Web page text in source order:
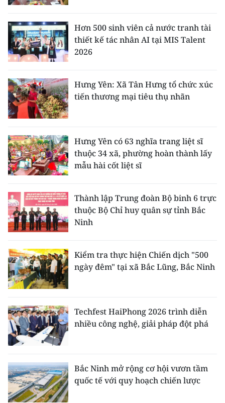
Hơn 500 sinh viên cả nước tranh tài
thiết kế tác nhân AI tại MIS Talent
2026
Hưng Yên: Xã Tân Hưng tổ chức xúc
tiến thương mại tiêu thụ nhãn
Hưng Yên có 63 nghĩa trang liệt sĩ
thuộc 34 xã, phường hoàn thành lấy
mẫu hài cốt liệt sĩ
Thành lập Trung đoàn Bộ binh 6 trực
thuộc Bộ Chỉ huy quân sự tỉnh Bắc
Ninh
Kiểm tra thực hiện Chiến dịch "500
ngày đêm" tại xã Bắc Lũng, Bắc Ninh
Techfest HaiPhong 2026 trình diễn
nhiều công nghệ, giải pháp đột phá
Bắc Ninh mở rộng cơ hội vươn tầm
quốc tế với quy hoạch chiến lược